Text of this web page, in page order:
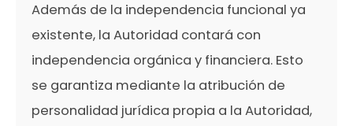
Además de la independencia funcional ya
existente, la Autoridad contará con
independencia orgánica y financiera. Esto
se garantiza mediante la atribución de
personalidad jurídica propia a la Autoridad,